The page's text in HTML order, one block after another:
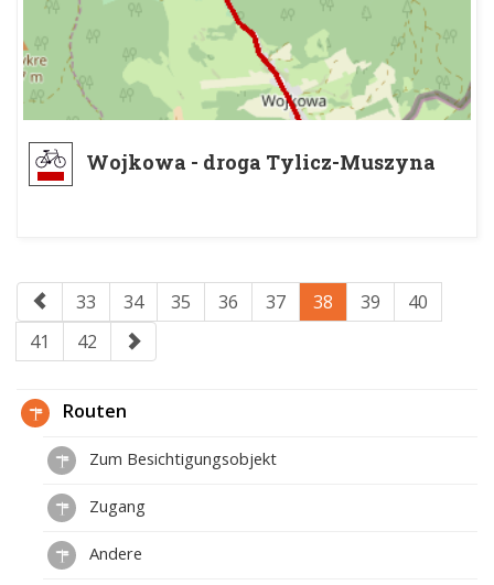
Wojkowa - droga Tylicz-Muszyna
33 34 35 36 37 38 39
40
41
42
Routen
Zum Besichtigungsobjekt
Zugang
Andere